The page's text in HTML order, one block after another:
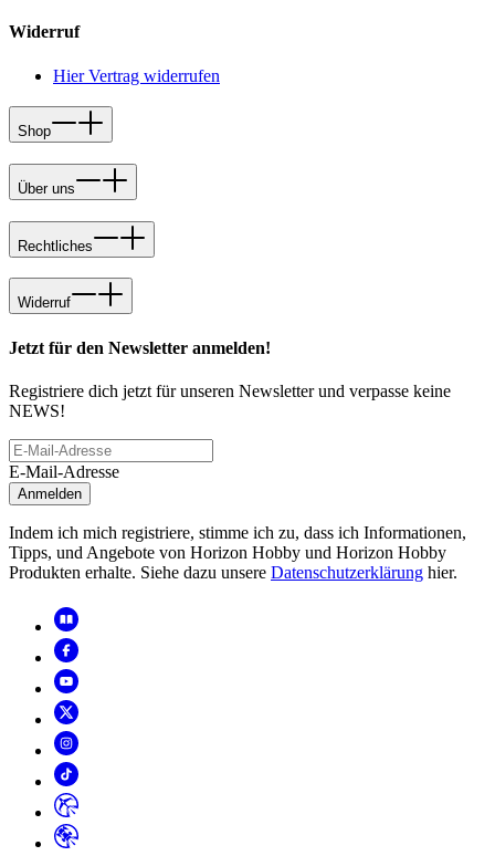
Widerruf
Hier Vertrag widerrufen
Shop
Über uns
Rechtliches
Widerruf
Jetzt für den Newsletter anmelden!
Registriere dich jetzt für unseren Newsletter und verpasse keine
NEWS!
E-Mail-Adresse
Anmelden
Indem ich mich registriere, stimme ich zu, dass ich Informationen,
Tipps, und Angebote von Horizon Hobby und Horizon Hobby
Produkten erhalte. Siehe dazu unsere Datenschutzerklärung hier.